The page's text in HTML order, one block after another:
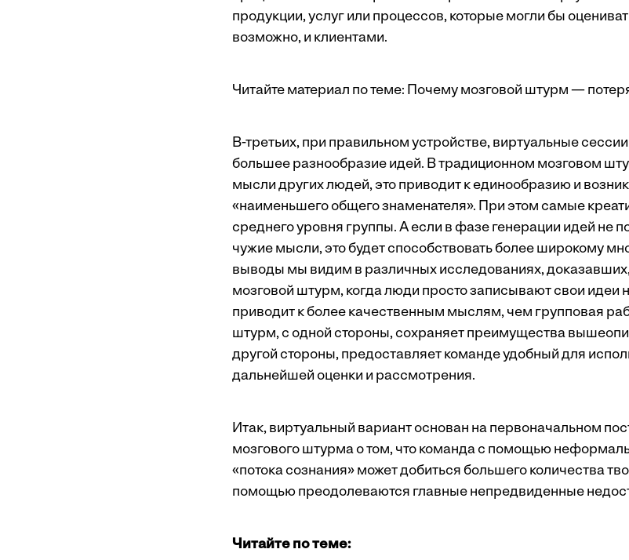
продукции, услуг или процессов, которые могли бы
возможно, и клиентами.
Читайте материал по теме: Почему мозговой штурм —
В-третьих, при правильном устройстве, виртуальные
большее разнообразие идей. В традиционном мозговом
мысли других людей, это приводит к единообразию и
«наименьшего общего знаменателя». При этом самые
среднего уровня группы. А если в фазе генерации идей не
чужие мысли, это будет способствовать более широкому
выводы мы видим в различных исследованиях,
мозговой штурм, когда люди просто записывают свои идеи
приводит к более качественным мыслям, чем групповая
штурм, с одной стороны, сохраняет преимущества
другой стороны, предоставляет команде удобный для
дальнейшей оценки и рассмотрения.
Итак, виртуальный вариант основан на первоначальном
мозгового штурма о том, что команда с помощью
«потока сознания» может добиться большего количества
помощью преодолеваются главные непредвиденные
Читайте по теме: